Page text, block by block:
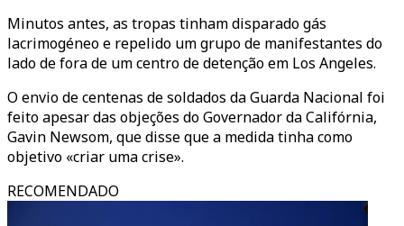
Minutos antes, as tropas tinham disparado gás
lacrimogéneo e repelido um grupo de manifestantes do
lado de fora de um centro de detenção em Los Angeles.
O envio de centenas de soldados da Guarda Nacional foi
feito apesar das objeções do Governador da Califórnia,
Gavin Newsom, que disse que a medida tinha como
objetivo «criar uma crise».
RECOMENDADO